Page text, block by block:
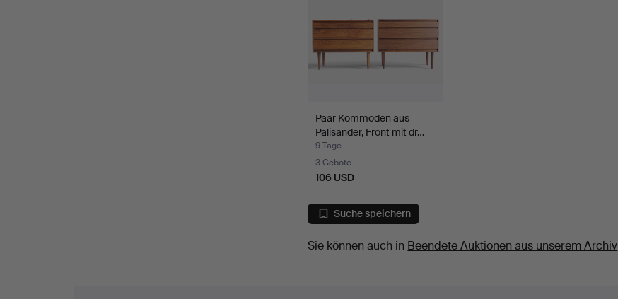
Paar Kommoden aus
Palisander, Front mit dr…
9 Tage
3 Gebote
106 USD
Suche speichern
Sie können auch in Beendete Auktionen aus unserem Archiv